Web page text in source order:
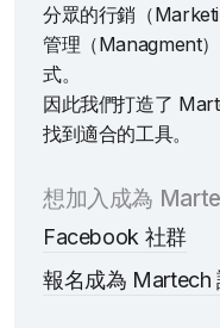
分眾的行銷（
管理（Managment
式。
因此我們打造了
找到適合的工具。
想加入成為
Facebook 社群
報名成為 Martech